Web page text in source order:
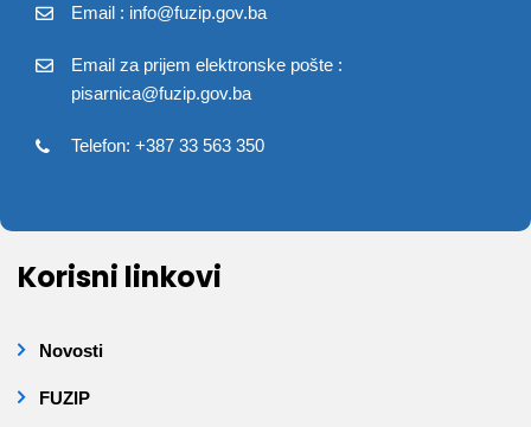
Email : info@fuzip.gov.ba
Email za prijem elektronske pošte :
pisarnica@fuzip.gov.ba
Telefon: +387 33 563 350
Korisni linkovi
Novosti
FUZIP